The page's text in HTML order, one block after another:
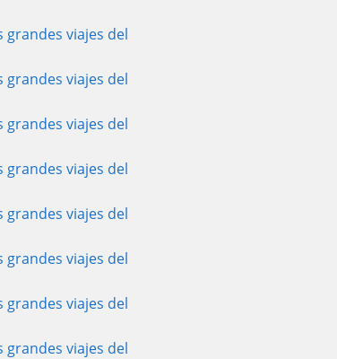
grandes viajes del
grandes viajes del
grandes viajes del
grandes viajes del
grandes viajes del
grandes viajes del
grandes viajes del
grandes viajes del